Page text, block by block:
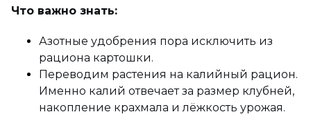
Что важно знать:
Азотные удобрения пора исключить из
рациона картошки.
Переводим растения на калийный рацион.
Именно калий отвечает за размер клубней,
накопление крахмала и лёжкость урожая.